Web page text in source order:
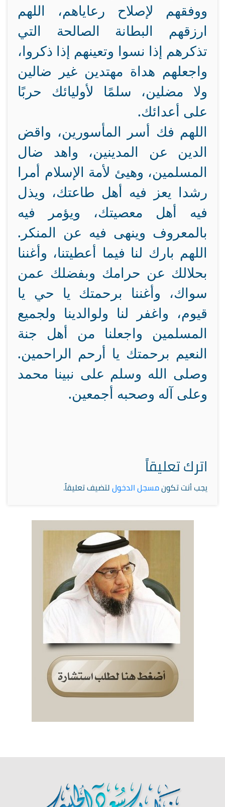
ووفقهم لإصلاح رعاياهم، اللهم
ارزقهم البطانة الصالحة التي
تذكرهم إذا نسوا وتعينهم إذا ذكروا،
واجعلهم هداة مهتدين غير ضالين
ولا مضلين، سلمًا لأوليائك حربًا
على أعدائك.
اللهم فك أسر المأسورين، واقض
الدين عن المدينين، واهد ضال
المسلمين، وهيئ لأمة الإسلام أمرا
رشدا يعز فيه أهل طاعتك، ويذل
فيه أهل معصيتك، ويؤمر فيه
بالمعروف وينهى فيه عن المنكر.
اللهم بارك لنا فيما أعطيتنا، وأغننا
بحلالك عن حرامك وبفضلك عمن
سواك، وأغننا برحمتك يا حي يا
قيوم، واغفر لنا ولوالدينا ولجميع
المسلمين واجعلنا من أهل جنة
النعيم برحمتك يا أرحم الراحمين.
وصلى الله وسلم على نبينا محمد
وعلى آله وصحبه أجمعين.
اترك تعليقاً
يجب أنت تكونمسجل الدخوللتضيف تعليقاً.